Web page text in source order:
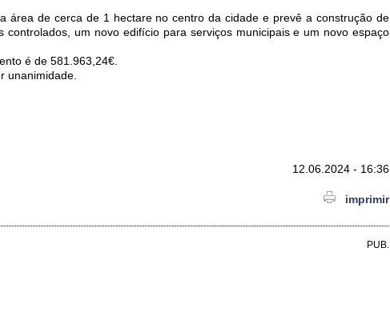
área de cerca de 1 hectare no centro da cidade e prevê a construção de
controlados, um novo edifício para serviços municipais e um novo espaço
é de 581.963,24€.
unanimidade.
12.06.2024 - 16:36
imprimir
PUB.